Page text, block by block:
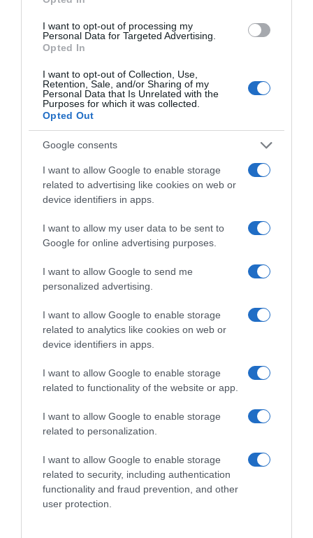
I want to opt-out of processing my
Personal Data for Targeted Advertising.
Opted In
I want to opt-out of Collection, Use,
Retention, Sale, and/or Sharing of my
Personal Data that Is Unrelated with the
Purposes for which it was collected.
Opted Out
Google consents
I want to allow Google to enable storage
related to advertising like cookies on web or
device identifiers in apps.
I want to allow my user data to be sent to
Google for online advertising purposes.
I want to allow Google to send me
personalized advertising.
I want to allow Google to enable storage
related to analytics like cookies on web or
device identifiers in apps.
I want to allow Google to enable storage
related to functionality of the website or app.
I want to allow Google to enable storage
related to personalization.
I want to allow Google to enable storage
related to security, including authentication
functionality and fraud prevention, and other
user protection.
TURISMO
Vai nascer uma nova marina em Vilamoura
23 Jan 13:14